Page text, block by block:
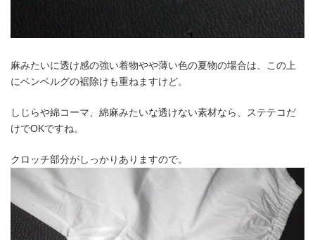
麻みたいに透け感の強い着物やや薄い色の夏物の場合は、この上
にベンベルグの裾除けも重ねますけど。
しじらや綿コーマ、綿麻みたいな透けない素材なら、ステテコだ
けでOKですね。
クロッチ部分がしっかりありますので。